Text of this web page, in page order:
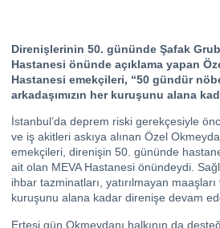
Direnişlerinin 50. gününde Şafak
Hastanesi önünde açıklama yapan
Hastanesi emekçileri, “50 gündür
arkadaşımızın her kuruşunu alana
İstanbul’da deprem riski gerekçesiyle
ve iş akitleri askıya alınan Özel
emekçileri, direnişin 50. gününde
ait olan MEVA Hastanesi önündeydi.
ihbar tazminatları, yatırılmayan
kuruşunu alana kadar direnişe devam
Ertesi gün Okmeydanı halkının da